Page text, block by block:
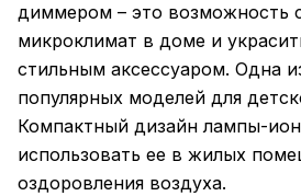
диммером – это возможность
микроклимат в доме и
стильным аксессуаром. Одна
популярных моделей для
Компактный дизайн лампы-
использовать ее в жилых
оздоровления воздуха.